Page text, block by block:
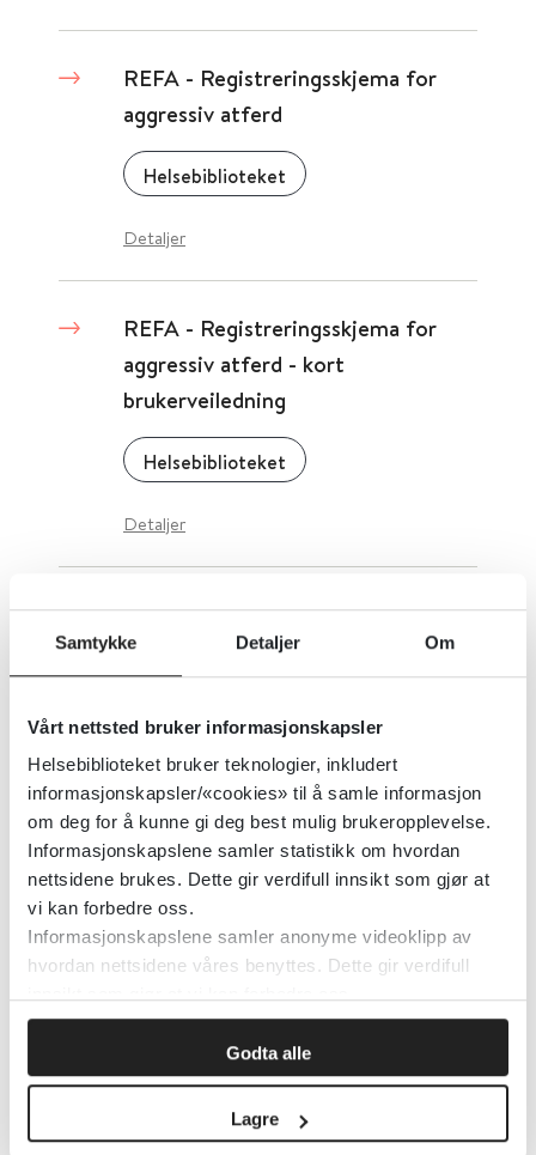
Samtykke Detaljer Om
Vårt nettsted bruker informasjonskapsler
Helsebiblioteket bruker teknologier, inkludert
informasjonskapsler/«cookies» til å samle informasjon
om deg for å kunne gi deg best mulig brukeropplevelse.
Informasjonskapslene samler statistikk om hvordan
nettsidene brukes. Dette gir verdifull innsikt som gjør at
vi kan forbedre oss.
Informasjonskapslene samler anonyme videoklipp av
hvordan nettsidene våres benyttes. Dette gir verdifull
Godta alle
Lagre
REFA - Registreringsskjema for
aggressiv atferd
Helsebiblioteket
Detaljer
REFA - Registreringsskjema for
aggressiv atferd - kort
brukerveiledning
Helsebiblioteket
Detaljer
REFA - Registreringsskjema for
aggressiv atferd- brukerveiledning
Detaljer
Refleks: Husk håndhygiene
2021
Reform - ressurssenter for menn
Reform - ressurssenter for menn 2017